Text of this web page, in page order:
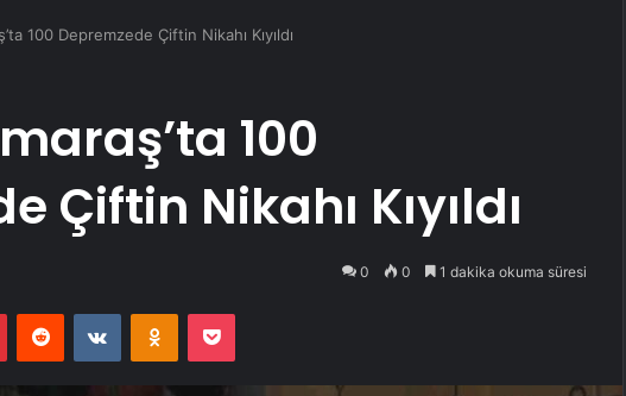
100 Depremzede Çiftin Nikahı Kıyıldı
100
Çiftin Nikahı Kıyıldı
0 0 1 dakika okuma süresi
PinterestReddit VKontakteOdnoklassniki
Pocket